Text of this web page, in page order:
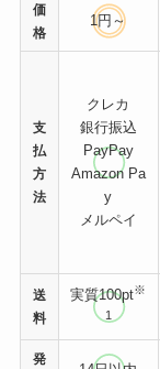
価
格
1円～
支
払
方
法
クレカ
銀行振込
PayPay
Amazon Pa
y
メルペイ
送
料
実質100pt※
1
発